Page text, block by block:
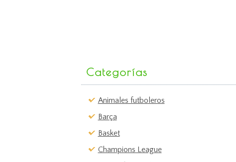
Categorías
Animales futboleros
Barça
Basket
Champions League